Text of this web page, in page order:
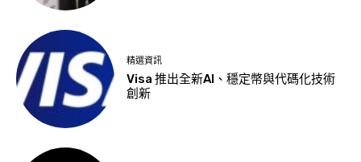
精選資訊
Visa 推出全新AI、穩定幣與代碼化技術
創新